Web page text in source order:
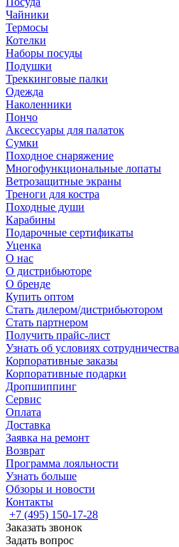
Чайники
Термосы
Котелки
Наборы посуды
Подушки
Треккинговые палки
Одежда
Наколенники
Пончо
Аксессуары для палаток
Сумки
Походное снаряжение
Многофункциональные лопаты
Ветрозащитные экраны
Треноги для костра
Походные души
Карабины
Подарочные сертификаты
Уценка
О нас
О дистрибьюторе
О бренде
Купить оптом
Стать дилером/дистрибьютором
Стать партнером
Получить прайс-лист
Узнать об условиях сотрудничества
Корпоративные заказы
Корпоративные подарки
Дропшиппинг
Сервис
Оплата
Доставка
Заявка на ремонт
Возврат
Программа лояльности
Узнать больше
Обзоры и новости
Контакты
+7 (495) 150-17-28
Заказать звонок
Задать вопрос